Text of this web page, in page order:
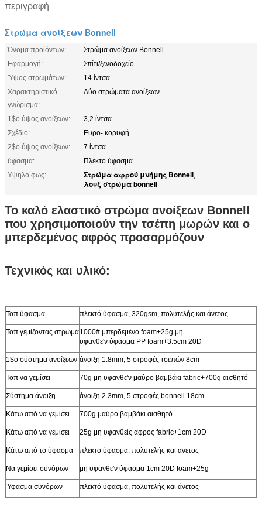
περιγραφή
Στρώμα ανοίξεων Bonnell
Όνομα προϊόντων:
Στρώμα ανοίξεων Bonnell
Εφαρμογή:
Σπίτι/ξενοδοχείο
Ύψος στρωμάτων:
14 ίντσα
Χαρακτηριστικό
γνώρισμα:
Δύο στρώματα ανοίξεων
1$ο ύψος ανοίξεων:
3,2 ίντσα
Σχέδιο:
Ευρο- κορυφή
2$ο ύψος ανοίξεων:
7 ίντσα
ύφασμα:
Πλεκτό ύφασμα
Υψηλό φως:
Στρώμα αφρού μνήμης Bonnell,
λουξ στρώμα bonnell
Το καλό ελαστικό στρώμα ανοίξεων Bonnell
που χρησιμοποιούν την τσέπη μωρών και ο
μπερδεμένος αφρός προσαρμόζουν
Τεχνικός και υλικό:
Τοπ ύφασμα πλεκτό ύφασμα, 320gsm, πολυτελής και άνετος
Τοπ γεμίζοντας στρώμα1000# μπερδεμένο foam+25g μη
υφανθε'ν ύφασμα PP foam+3.5cm 20D
1$ο σύστημα ανοίξεων άνοιξη 1.8mm, 5 στροφές τσεπών 8cm
Τοπ να γεμίσει 70g μη υφανθε'ν μαύρο βαμβάκι fabric+700g αισθητό
Σύστημα άνοιξη άνοιξη 2.3mm, 5 στροφές bonnell 18cm
Κάτω από να γεμίσει 700g μαύρο βαμβάκι αισθητό
Κάτω από να γεμίσει 25g μη υφανθείς αφρός fabric+1cm 20D
Κάτω από το ύφασμα πλεκτό ύφασμα, πολυτελής και άνετος
Να γεμίσει συνόρων μη υφανθε'ν ύφασμα 1cm 20D foam+25g
Ύφασμα συνόρων πλεκτό ύφασμα, πολυτελής και άνετος